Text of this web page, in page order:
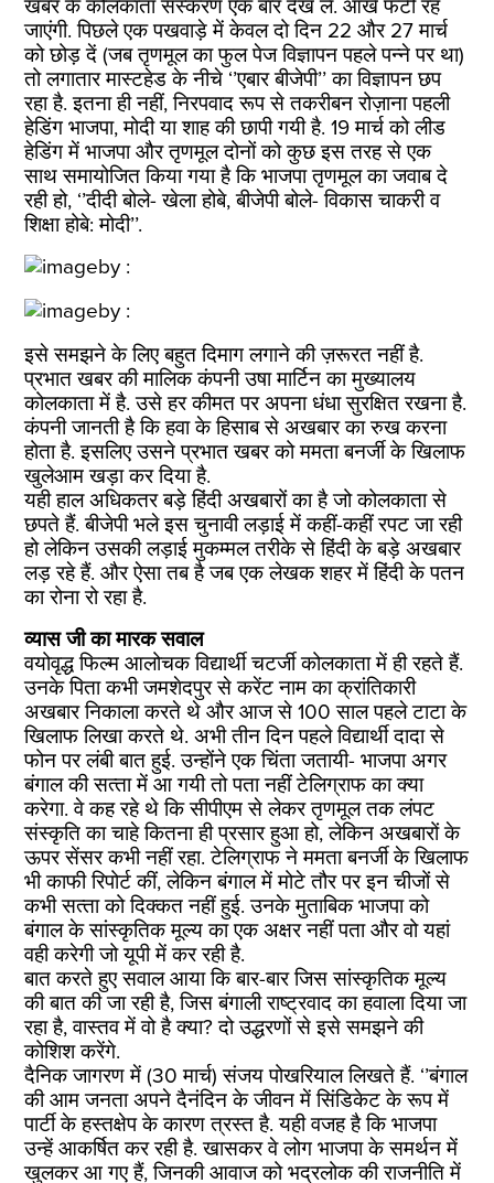
खबर के कोलकाता संस्‍करण एक बार देख लें. आंखें फटी रह
जाएंगी. पिछले एक पखवाड़े में केवल दो दिन 22 और 27 मार्च
को छोड़ दें (जब तृणमूल का फुल पेज विज्ञापन पहले पन्‍ने पर था)
तो लगातार मास्‍टहेड के नीचे ‘’एबार बीजेपी’’ का विज्ञापन छप
रहा है. इतना ही नहीं, निरपवाद रूप से तकरीबन रोज़ाना पहली
हेडिंग भाजपा, मोदी या शाह की छापी गयी है. 19 मार्च को लीड
हेडिंग में भाजपा और तृणमूल दोनों को कुछ इस तरह से एक
साथ समायोजित किया गया है कि भाजपा तृणमूल का जवाब दे
रही हो, ‘’दीदी बोले- खेला होबे, बीजेपी बोले- विकास चाकरी व
शिक्षा होबे: मोदी’’.
इसे समझने के लिए बहुत दिमाग लगाने की ज़रूरत नहीं है.
प्रभात खबर की मालिक कंपनी उषा मार्टिन का मुख्‍यालय
कोलकाता में है. उसे हर कीमत पर अपना धंधा सुरक्षित रखना है.
कंपनी जानती है कि हवा के हिसाब से अखबार का रुख करना
होता है. इसलिए उसने प्रभात खबर को ममता बनर्जी के खिलाफ
खुलेआम खड़ा कर दिया है.
यही हाल अधिकतर बड़े हिंदी अखबारों का है जो कोलकाता से
छपते हैं. बीजेपी भले इस चुनावी लड़ाई में कहीं-कहीं रपट जा रही
हो लेकिन उसकी लड़ाई मुकम्‍मल तरीके से हिंदी के बड़े अखबार
लड़ रहे हैं. और ऐसा तब है जब एक लेखक शहर में हिंदी के पतन
का रोना रो रहा है.
व्‍यास जी का मारक सवाल
वयोवृद्ध फिल्‍म आलोचक विद्यार्थी चटर्जी कोलकाता में ही रहते हैं.
उनके पिता कभी जमशेदपुर से करेंट नाम का क्रांतिकारी
अखबार निकाला करते थे और आज से 100 साल पहले टाटा के
खिलाफ लिखा करते थे. अभी तीन दिन पहले विद्यार्थी दादा से
फोन पर लंबी बात हुई. उन्‍होंने एक चिंता जतायी- भाजपा अगर
बंगाल की सत्‍ता में आ गयी तो पता नहीं टेलिग्राफ का क्‍या
करेगा. वे कह रहे थे कि सीपीएम से लेकर तृणमूल तक लंपट
संस्‍कृति का चाहे कितना ही प्रसार हुआ हो, लेकिन अखबारों के
ऊपर सेंसर कभी नहीं रहा. टेलिग्राफ ने ममता बनर्जी के खिलाफ
भी काफी रिपोर्ट कीं, लेकिन बंगाल में मोटे तौर पर इन चीजों से
कभी सत्‍ता को दिक्‍कत नहीं हुई. उनके मुताबिक भाजपा को
बंगाल के सांस्‍कृतिक मूल्‍य का एक अक्षर नहीं पता और वो यहां
वही करेगी जो यूपी में कर रही है.
बात करते हुए सवाल आया कि बार-बार जिस सांस्‍कृतिक मूल्‍य
की बात की जा रही है, जिस बंगाली राष्‍ट्रवाद का हवाला दिया जा
रहा है, वास्‍तव में वो है क्‍या? दो उद्धरणों से इसे समझने की
कोशिश करेंगे.
दैनिक जागरण में (30 मार्च) संजय पोखरियाल लिखते हैं. ‘’बंगाल
की आम जनता अपने दैनंदिन के जीवन में सिंडिकेट के रूप में
पार्टी के हस्तक्षेप के कारण त्रस्त है. यही वजह है कि भाजपा
उन्हें आकर्षित कर रही है. खासकर वे लोग भाजपा के समर्थन में
खुलकर आ गए हैं, जिनकी आवाज को भद्रलोक की राजनीति में